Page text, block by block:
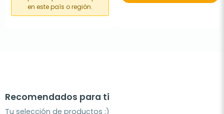
en este país o región.
Recomendados para ti
Tu selección de productos ;)